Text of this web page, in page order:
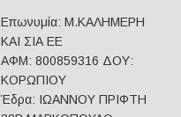
Επωνυμία: Μ.ΚΑΛΗΜΕΡΗ
ΚΑΙ ΣΙΑ ΕΕ
ΑΦΜ: 800859316 ΔΟΥ:
ΚΟΡΩΠΙΟΥ
Έδρα: ΙΩΑΝΝΟΥ ΠΡΙΦΤΗ